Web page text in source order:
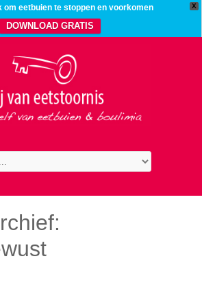
X
om eetbuien te stoppen en voorkomen
DOWNLOAD GRATIS